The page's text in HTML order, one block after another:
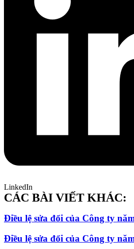
LinkedIn
CÁC BÀI VIẾT KHÁC:
Điều lệ sửa đổi của Công ty
Điều lệ sửa đổi của Công ty